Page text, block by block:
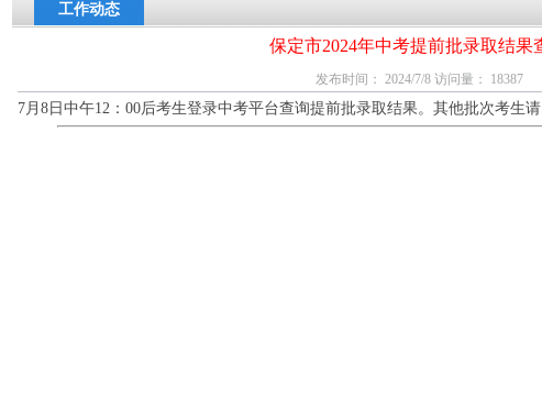
工作动态
保定市2024年中考提前批录取结果
发布时间： 2024/7/8 访问量： 18387
7月8日中午12：00后考生登录中考平台查询提前批录取结果。其他批次考生